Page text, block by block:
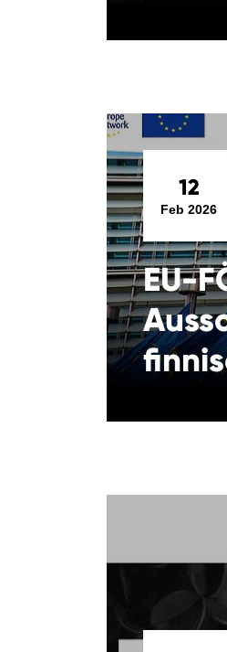
12
Feb 2026
EU-